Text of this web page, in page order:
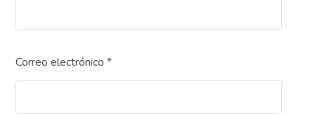
Correo electrónico*